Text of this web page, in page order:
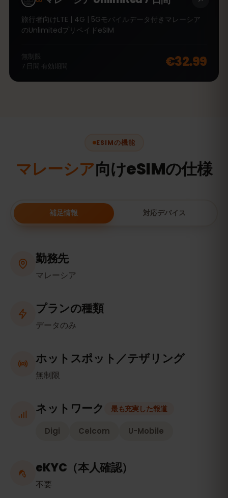
旅行者向けLTE | 4G | 5Gモバイルデータ付きマレーシア
のUnlimitedプリペイドeSIM
無制限
7 日間 有効期間 €32.99
ESIMの機能
マレーシア向けeSIMの仕様
補足情報 対応デバイス
勤務先
マレーシア
プランの種類
データのみ
ホットスポット／テザリング
無制限
ネットワーク 最も充実した報道
Digi Celcom U-Mobile
eKYC（本人確認）
不要